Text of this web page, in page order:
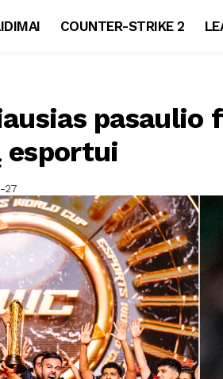
COUNTER-STRIKE 2
esportui
27